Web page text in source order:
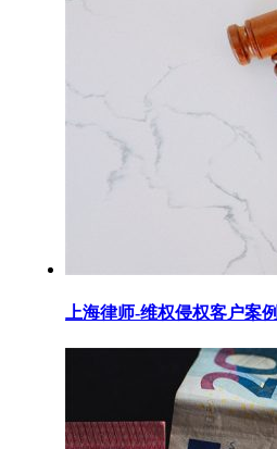
上海律师-维权侵权客户案例